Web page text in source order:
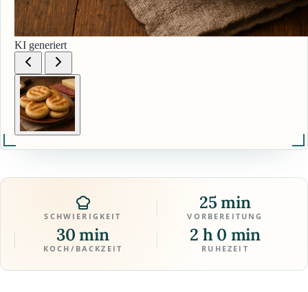
KI generiert
SCHWIERIGKEIT
25 min
VORBEREITUNG
30 min
KOCH/BACKZEIT
2 h 0 min
RUHEZEIT